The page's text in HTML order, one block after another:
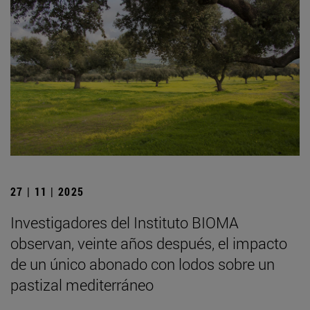
27 | 11 | 2025
Investigadores del Instituto BIOMA
observan, veinte años después, el impacto
de un único abonado con lodos sobre un
pastizal mediterráneo